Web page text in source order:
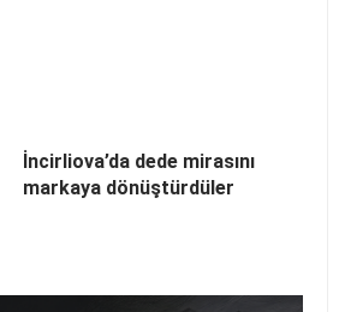
İncirliova’da dede mirasını
markaya dönüştürdüler